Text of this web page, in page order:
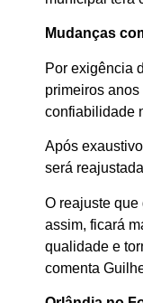
Mudanças
Por exigência
primeiros
confiabilidade
Após
será
O reajuste
assim, ficará
qualidade e
comenta